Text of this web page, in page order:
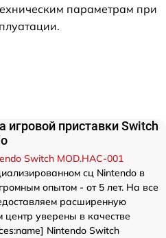
параметрам при
приставки Switch
Switch MOD.HAC-001
сц Nintendo в
опытом - от 5 лет. На все
расширенную
уверены в качестве
Nintendo Switch